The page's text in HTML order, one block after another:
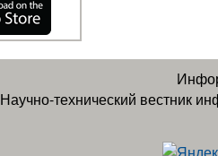
Научно-технический вестник